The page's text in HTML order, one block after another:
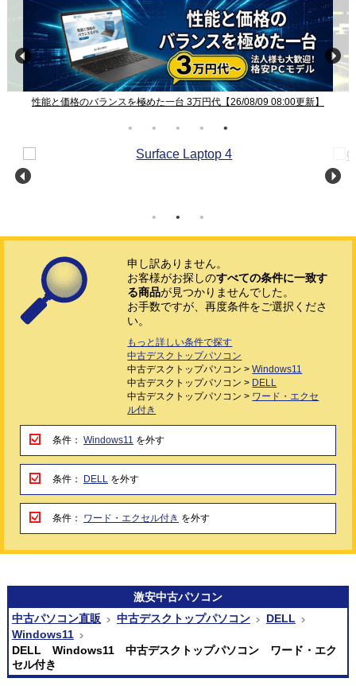
性能と価格のバランスを極めた一台 3万円代【26/08/09 08:00更新】
申し訳ありません。
お客様がお探しのすべての条件に一致す
る商品が見つかりませんでした。
お手数ですが、再度条件をご選択くださ
い。
もっと詳しい条件で探す
中古デスクトップパソコン
中古デスクトップパソコン >Windows11
中古デスクトップパソコン > DELL
中古デスクトップパソコン > ワード・エクセ
ル付き
条件： Windows11 を外す
条件： DELL を外す
条件： ワード・エクセル付き を外す
激安中古パソコン
中古パソコン直販
中古デスクトップパソコン
DELL
Windows11
DELL Windows11 中古デスクトップパソコン ワード・エク
セル付き